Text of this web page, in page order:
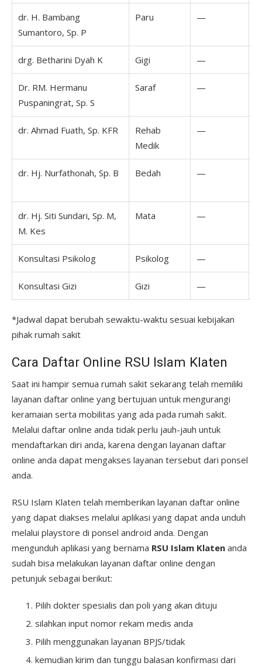
dr. H. Bambang
Sumantoro, Sp. P
Paru —
drg. Betharini Dyah K Gigi —
Dr. RM. Hermanu
Puspaningrat, Sp. S
Saraf —
dr. Ahmad Fuath, Sp. KFR
Rehab
Medik
—
dr. Hj. Nurfathonah, Sp. B Bedah —
dr. Hj. Siti Sundari, Sp. M,
M. Kes
Mata —
Konsultasi Psikolog Psikolog —
Konsultasi Gizi Gizi —
*Jadwal dapat berubah sewaktu-waktu sesuai kebijakan
pihak rumah sakit
Cara Daftar Online RSU Islam Klaten
Saat ini hampir semua rumah sakit sekarang telah memiliki
layanan daftar online yang bertujuan untuk mengurangi
keramaian serta mobilitas yang ada pada rumah sakit.
Melalui daftar online anda tidak perlu jauh-jauh untuk
mendaftarkan diri anda, karena dengan layanan daftar
online anda dapat mengakses layanan tersebut dari ponsel
anda.
RSU Islam Klaten telah memberikan layanan daftar online
yang dapat diakses melalui aplikasi yang dapat anda unduh
melalui playstore di ponsel android anda. Dengan
mengunduh aplikasi yang bernama RSU Islam Klaten anda
sudah bisa melakukan layanan daftar online dengan
petunjuk sebagai berikut:
Pilih dokter spesialis dan poli yang akan dituju
silahkan input nomor rekam medis anda
Pilih menggunakan layanan BPJS/tidak
kemudian kirim dan tunggu balasan konfirmasi dari